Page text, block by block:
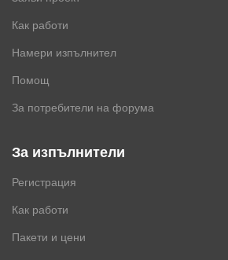
Как работи
Намери изпълнител
Помощ
За потребители на форума
За изпълнители
Регистрация
Как работи
Пакети и цени